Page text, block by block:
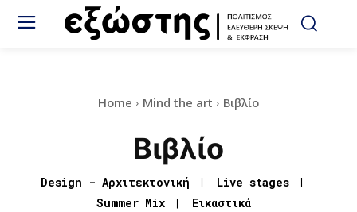
Home Mind the art Βιβλίο
Βιβλίο
Design - Αρχιτεκτονική
Live stages
Summer Mix
Εικαστικά